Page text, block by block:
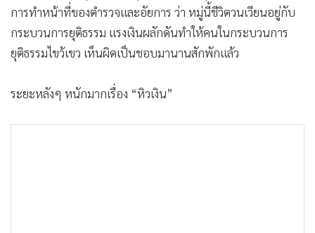
• หุ้น
• อินโดจีน
• กองทุนรวม
• Factcheck
• ญี่ปุ่น
การทำหน้าที่ของตำรวจและอัยการ ว่า หมู่นี้ชีวิตวนเวียนอยู่กับ
กระบวนการยุติธรรม แรงเงินผลักดันทำให้คนในกระบวนการ
ยุติธรรมไขว้เขว เห็นผิดเป็นชอบมานานสักพักแล้ว
ระยะหลังๆ หนักมากเรื่อง “หิวเงิน”